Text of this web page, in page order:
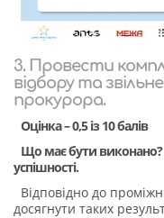
3. Провести
відбору та
прокурора.
Оцінка – 0,5 із 10 балів
Що має бути
успішності.
Відповідно до
досягнути таких